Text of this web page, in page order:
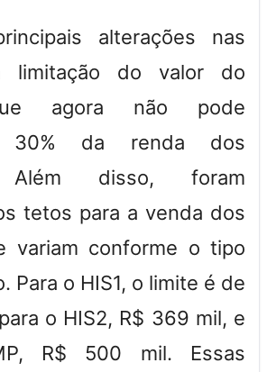
alterações nas
limitação do valor do
agora não pode
30% da renda dos
Além disso, foram
tetos para a venda dos
variam conforme o tipo
Para o HIS1, o limite é de
o HIS2, R$ 369 mil, e
R$ 500 mil. Essas